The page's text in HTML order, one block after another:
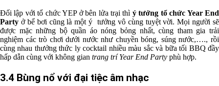
Đối lập với tổ chức YEP ở bên lửa trại thì ý tưởng tổ chức Year End
Party ở bể bơi cũng là một ý tưởng vô cùng tuyệt vời. Mọi người sẽ
được mặc những bộ quần áo nóng bỏng nhất, cùng tham gia trải
nghiệm các trò chơi dưới nước như chuyền bóng, súng nước,…., rồi
cùng nhau thưởng thức ly cocktail nhiều màu sắc và bữa tối BBQ đầy
hấp dẫn cùng với không gian trang trí Year End Party phù hợp.
3.4 Bùng nổ với đại tiệc âm nhạc